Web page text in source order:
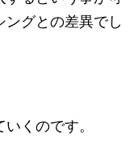
グとの差異でし
くのです。